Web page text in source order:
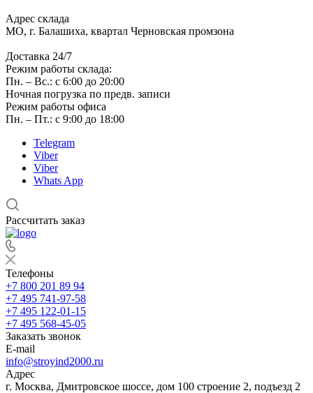
Адрес склада
МО, г. Балашиха, квартал Черновская промзона
Доставка 24/7
Режим работы склада:
Пн. – Вс.: с 6:00 до 20:00
Ночная погрузка по предв. записи
Режим работы офиса
Пн. – Пт.: с 9:00 до 18:00
Telegram
Viber
Viber
Whats App
Рассчитать заказ
Телефоны
+7 800 201 89 94
+7 495 741-97-58
+7 495 122-01-15
+7 495 568-45-05
Заказать звонок
E-mail
info@stroyind2000.ru
Адрес
г. Москва, Дмитровское шоссе, дом 100 строение 2, подъезд 2